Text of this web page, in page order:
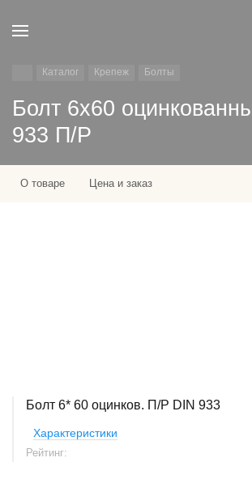
Каталог Крепеж Болты
Болт 6х60
933 П/Р
О товаре Цена и заказ
Болт 6* 60 оцинков. П/Р DIN 933
Характеристики
Рейтинг: